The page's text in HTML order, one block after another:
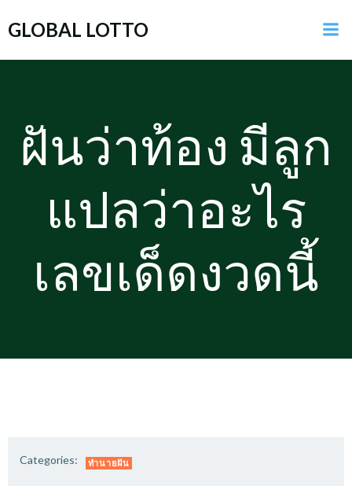
GLOBAL LOTTO
ฝันว่าท้อง มีลูก
แปลว่าอะไร
เลขเด็ดงวดนี้
Categories: ทำนายฝัน